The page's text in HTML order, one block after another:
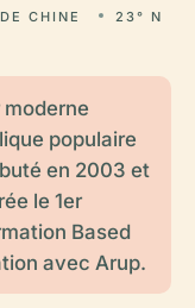
CHINE
23° N
moderne
populaire
en 2003 et
le 1er
Based
avec Arup.